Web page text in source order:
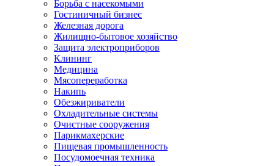
Борьба с насекомыми
Гостиничный бизнес
Железная дорога
Жилищно-бытовое хозяйство
Защита электроприборов
Клининг
Медицина
Мясопереработка
Накипь
Обезжириватели
Охладительные системы
Очистные сооружения
Парикмахерские
Пищевая промышленность
Посудомоечная техника